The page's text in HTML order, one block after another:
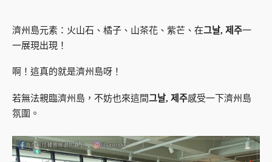
濟州島元素：火山石、橘子、山茶花、紫芒、在그날, 제주一
一展現出現！
啊！這真的就是濟州島呀！
若無法親臨濟州島，不妨也來這間그날, 제주感受一下濟州島
氛圍。